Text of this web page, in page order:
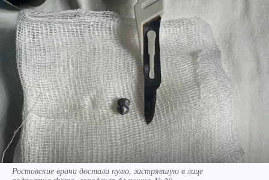
Ростовские врачи достали пулю, застрявшую в лице